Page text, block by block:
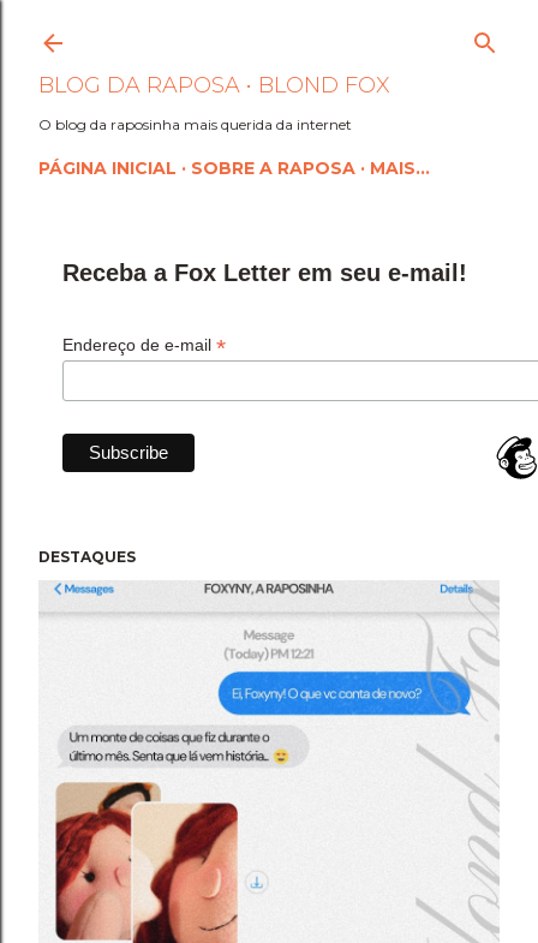
Pular para o conteúdo
BLOG DA RAPOSA • BLOND FOX
O blog da raposinha mais querida da internet
PÁGINA INICIAL SOBRE A RAPOSA MAIS…
Receba a Fox Letter em seu e-mail!
Endereço de e-mail *
DESTAQUES